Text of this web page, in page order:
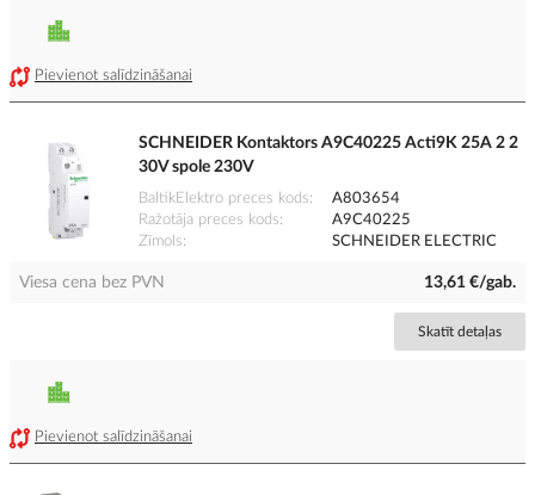
Pievienot salīdzināšanai
SCHNEIDER Kontaktors A9C40225 Acti9K 25A 2 2
30V spole 230V
BaltikElektro preces kods
A803654
Ražotāja preces kods
A9C40225
Zīmols
SCHNEIDER ELECTRIC
Viesa cena bez PVN 13,61 €/gab.
Skatīt detaļas
Pievienot salīdzināšanai